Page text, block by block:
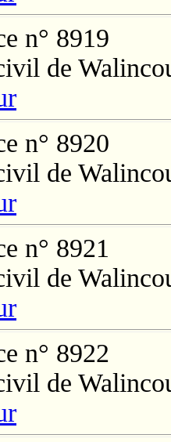
n° 8919
de
n° 8920
de
n° 8921
de
n° 8922
de